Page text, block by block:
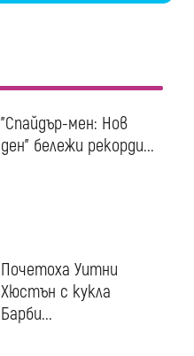
"Спайдър-мен: Нов
ден" бележи рекорди...
Почетоха Уитни
Хюстън с кукла
Барби...